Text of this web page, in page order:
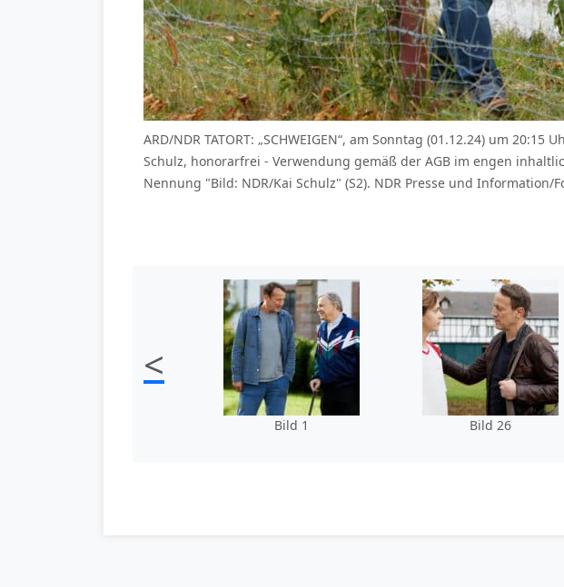
ARD/NDR TATORT: „SCHWEIGEN“, am Sonntag (01.12.24) um
Schulz, honorarfrei - Verwendung gemäß der AGB im engen
Nennung "Bild: NDR/Kai Schulz" (S2). NDR Presse und
<
Bild 1 Bild 26